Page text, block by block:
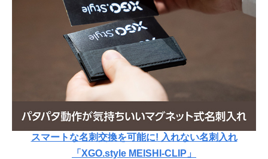
スマートな名刺交換を可能に! 入れない名刺入れ
「XGO.style MEISHI-CLIP」